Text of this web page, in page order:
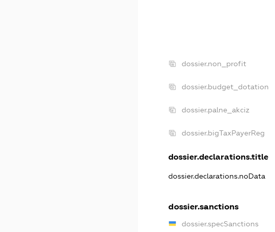
dossier.non_profit
dossier.budget_dotation
dossier.palne_akciz
dossier.bigTaxPayerReg
dossier.declarations.title
dossier.declarations.noData
dossier.sanctions
dossier.specSanctions